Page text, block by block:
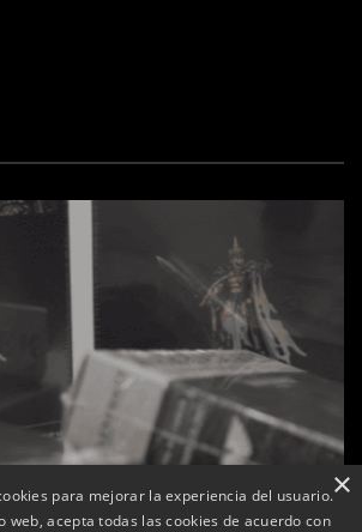
×
para mejorar la experiencia del usuario.
web, acepta todas las cookies de acuerdo con